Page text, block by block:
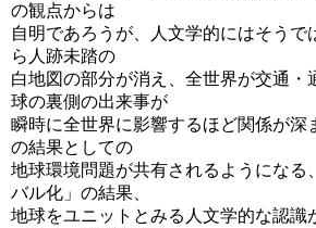
の観点からは
自明であろうが、人文学的にはそうで
ら人跡未踏の
白地図の部分が消え、全世界が交通・
球の裏側の出来事が
瞬時に全世界に影響するほど関係が深
の結果としての
地球環境問題が共有されるようになる
バル化」の結果、
地球をユニットとみる人文学的な認識